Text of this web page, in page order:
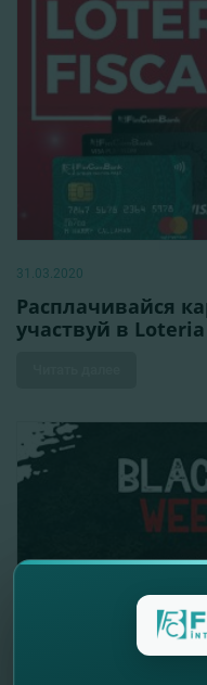
31.03.2020
Расплачивайся
участвуй в